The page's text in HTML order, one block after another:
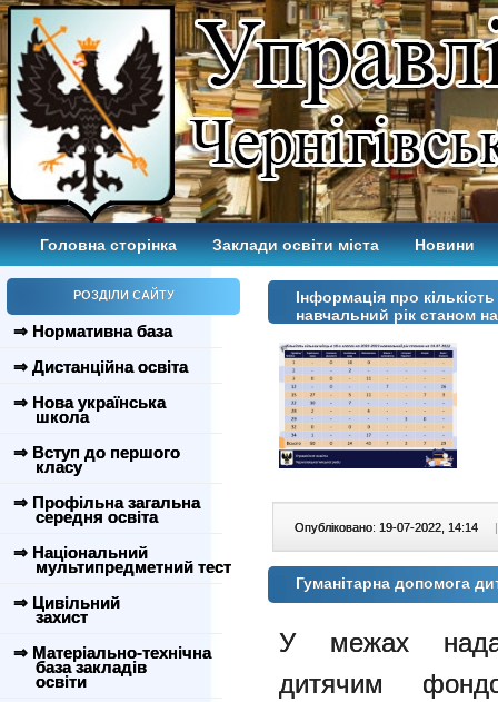
Головна сторінка Заклади освіти міста Новини
РОЗДІЛИ САЙТУ
⇒ Нормативна база
⇒ Дистанційна освіта
⇒ Нова українська
школа
⇒ Вступ до першого
класу
⇒ Профільна загальна
середня освіта
⇒ Національний
мультипредметний тест
⇒ Цивільний
захист
⇒ Матеріально-технічна
база закладів
освіти
Інформація про
навчальний рік станом
Опубліковано: 19-07-2022, 14:14 |
Гуманітарна допомога
У межах
дитячим